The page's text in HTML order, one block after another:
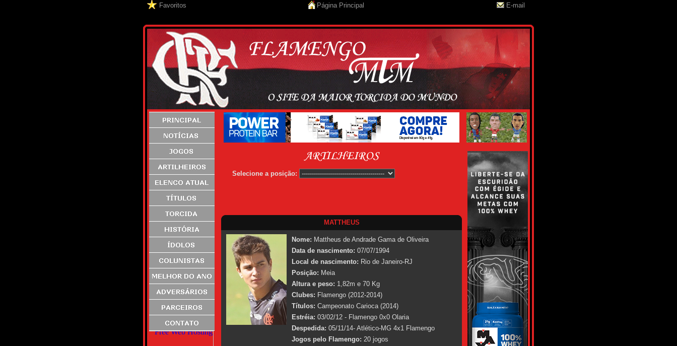
Favoritos Página Principal E-mail
Selecione a posição:
MATTHEUS
Nome: Mattheus de Andrade Gama de Oliveira
Data de nascimento: 07/07/1994
Local de nascimento: Rio de Janeiro-RJ
Posição: Meia
Altura e peso: 1,82m e 70 Kg
Clubes: Flamengo (2012-2014)
Títulos: Campeonato Carioca (2014)
Estréia: 03/02/12 - Flamengo 0x0 Olaria
Despedida: 05/11/14- Atlético-MG 4x1 Flamengo
Jogos pelo Flamengo: 20 jogos